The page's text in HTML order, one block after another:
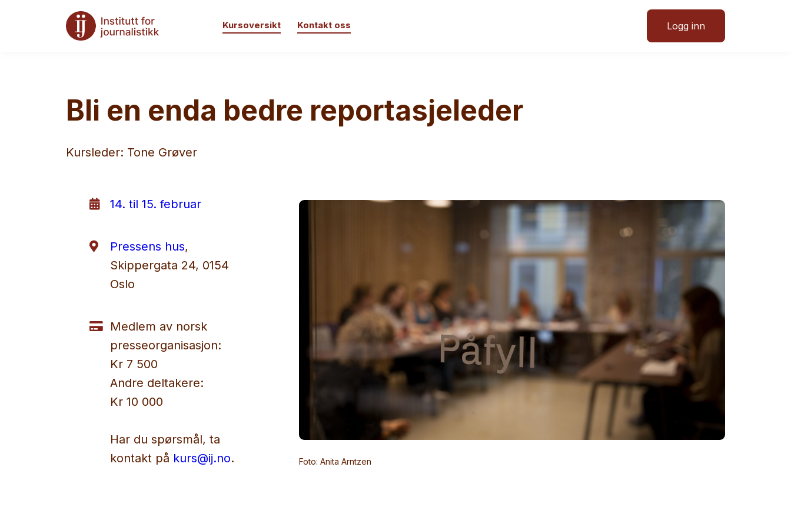
Kursoversikt Kontakt oss Logg inn
Bli en enda bedre reportasjeleder
Kursleder: Tone Grøver
14. til 15. februar
Pressens hus,
Skippergata 24, 0154
Oslo
Medlem av norsk
presseorganisasjon:
Kr 7 500
Andre deltakere:
Kr 10 000
Har du spørsmål, ta
kontakt på kurs@ij.no. Foto: Anita Arntzen